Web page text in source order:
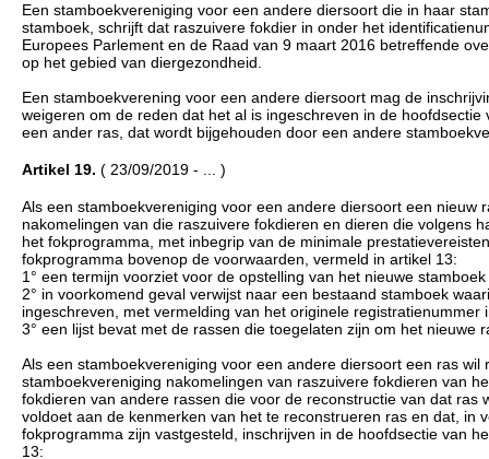
Een stamboekvereniging voor een andere diersoort die in haar
stamboek, schrijft dat raszuivere fokdier in onder het
Europees Parlement en de Raad van 9 maart 2016 betreffende
op het gebied van diergezondheid.
Een stamboekverening voor een andere diersoort mag de
weigeren om de reden dat het al is ingeschreven in de
een ander ras, dat wordt bijgehouden door een andere
Artikel 19. ( 23/09/2019 - ... )
Als een stamboekvereniging voor een andere diersoort een
nakomelingen van die raszuivere fokdieren en dieren die volgens
het fokprogramma, met inbegrip van de minimale
fokprogramma bovenop de voorwaarden, vermeld in artikel 13:
1° een termijn voorziet voor de opstelling van het nieuwe
2° in voorkomend geval verwijst naar een bestaand stamboek
ingeschreven, met vermelding van het originele registratienummer
3° een lijst bevat met de rassen die toegelaten zijn om het nieuwe
Als een stamboekvereniging voor een andere diersoort een ras
stamboekvereniging nakomelingen van raszuivere fokdieren van
fokdieren van andere rassen die voor de reconstructie van dat
voldoet aan de kenmerken van het te reconstrueren ras en dat, in
fokprogramma zijn vastgesteld, inschrijven in de hoofdsectie van
13: